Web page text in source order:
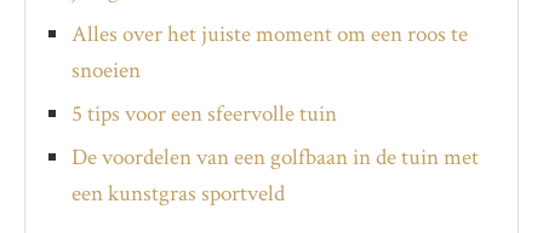
Alles over het juiste moment om een roos te
snoeien
5 tips voor een sfeervolle tuin
De voordelen van een golfbaan in de tuin met
een kunstgras sportveld